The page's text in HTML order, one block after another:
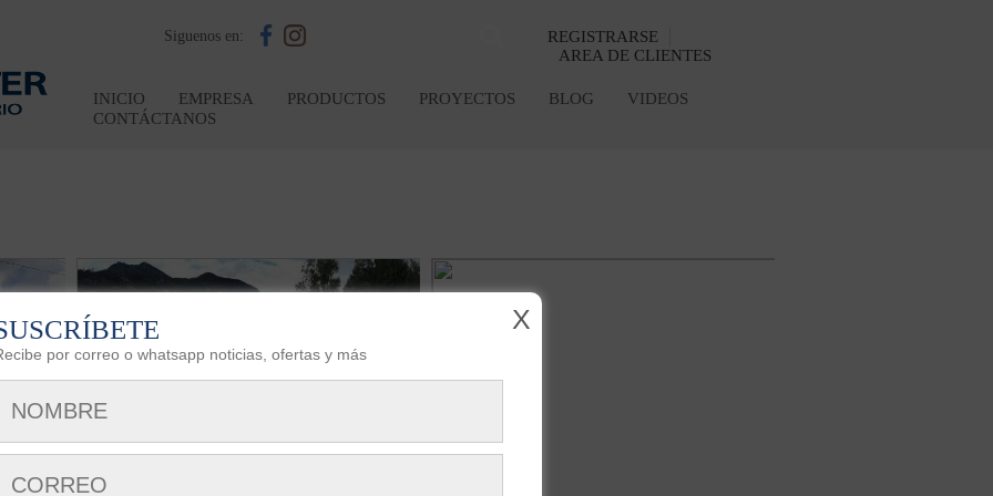
X
por correo o whatsapp noticias, ofertas y más
REGISTRARSE
AREA DE CLIENTES
Siguenos en:
INICIO EMPRESA PRODUCTOS PROYECTOS BLOG
VIDEOS
CONTÁCTANOS